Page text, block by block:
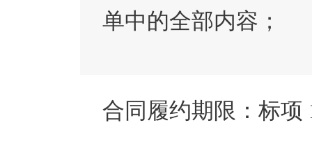
单中的全部内容；
合同履约期限： 标项